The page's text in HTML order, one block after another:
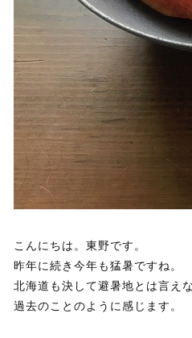
こんにちは。東野です。
昨年に続き今年も猛暑ですね。
北海道も決して避暑地とは言え
過去のことのように感じます。